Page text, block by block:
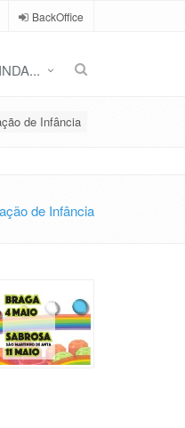
BackOffice
de Infância
de Infância